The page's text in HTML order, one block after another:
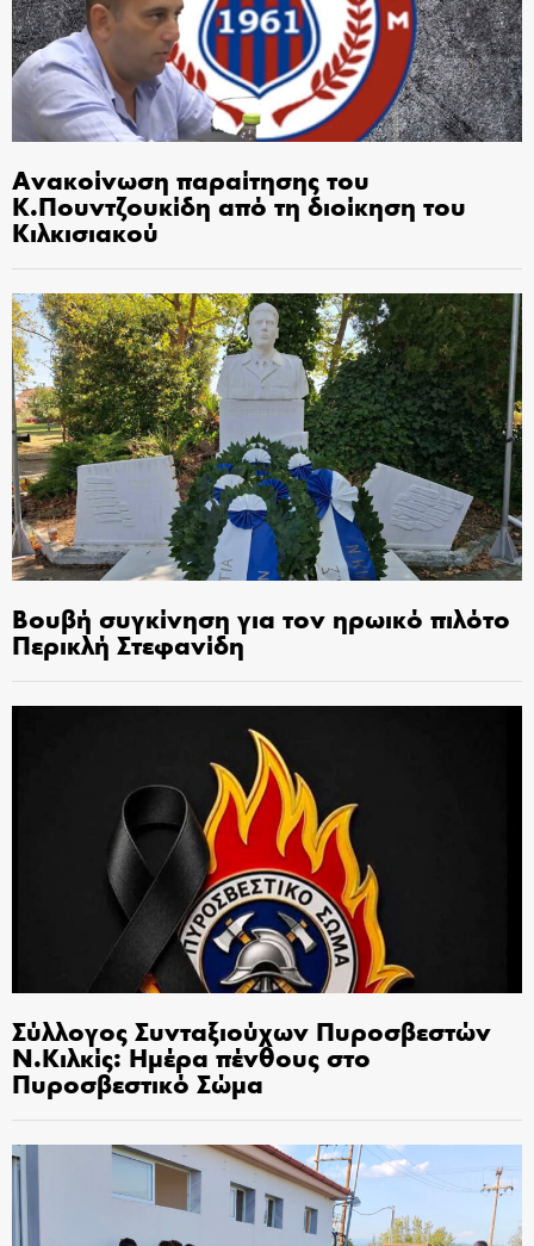
Ανακοίνωση παραίτησης του
Κ.Πουντζουκίδη από τη διοίκηση του
Κιλκισιακού
Βουβή συγκίνηση για τον ηρωικό πιλότο
Περικλή Στεφανίδη
Σύλλογος Συνταξιούχων Πυροσβεστών
Ν.Κιλκίς: Ημέρα πένθους στο
Πυροσβεστικό Σώμα